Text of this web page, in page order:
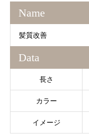
Name
髪質改善
Data
長さ
カラー
イメージ